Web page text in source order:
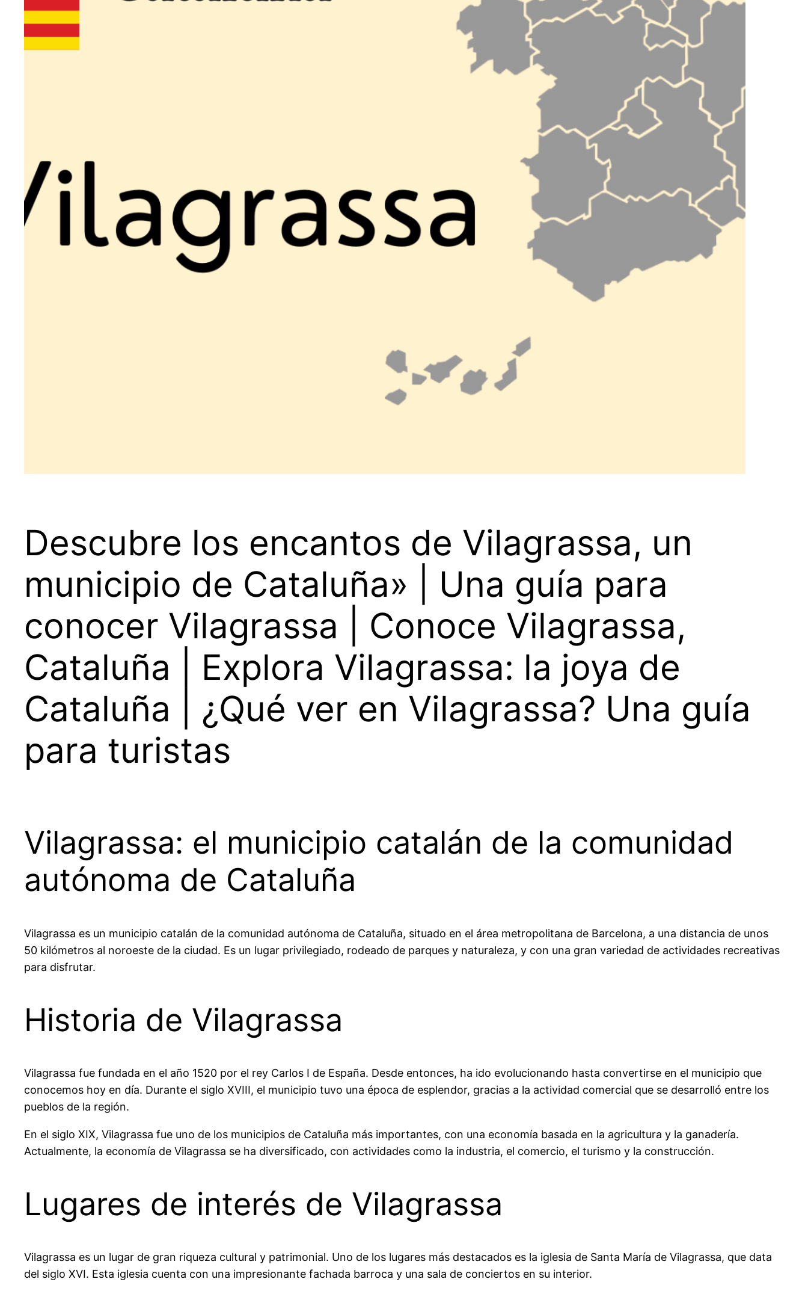
Descubre los encantos de Vilagrassa, un
municipio de Cataluña» | Una guía para
conocer Vilagrassa | Conoce Vilagrassa,
Cataluña | Explora Vilagrassa: la joya de
Cataluña | ¿Qué ver en Vilagrassa? Una guía
para turistas
Vilagrassa: el municipio catalán de la comunidad
autónoma de Cataluña
Vilagrassa es un municipio catalán de la comunidad autónoma de Cataluña, situado en el área metropolitana de Barcelona, a una distancia de unos
50 kilómetros al noroeste de la ciudad. Es un lugar privilegiado, rodeado de parques y naturaleza, y con una gran variedad de actividades recreativas
para disfrutar.
Historia de Vilagrassa
Vilagrassa fue fundada en el año 1520 por el rey Carlos I de España. Desde entonces, ha ido evolucionando hasta convertirse en el municipio que
conocemos hoy en día. Durante el siglo XVIII, el municipio tuvo una época de esplendor, gracias a la actividad comercial que se desarrolló entre los
pueblos de la región.
En el siglo XIX, Vilagrassa fue uno de los municipios de Cataluña más importantes, con una economía basada en la agricultura y la ganadería.
Actualmente, la economía de Vilagrassa se ha diversificado, con actividades como la industria, el comercio, el turismo y la construcción.
Lugares de interés de Vilagrassa
Vilagrassa es un lugar de gran riqueza cultural y patrimonial. Uno de los lugares más destacados es la iglesia de Santa María de Vilagrassa, que data
del siglo XVI. Esta iglesia cuenta con una impresionante fachada barroca y una sala de conciertos en su interior.